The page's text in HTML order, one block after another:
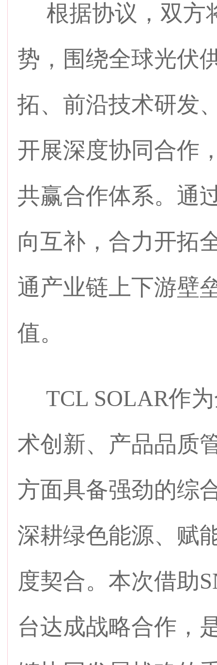
根据协议，双方
势，围绕全球光伏
拓、前沿技术研发
开展深度协同合作
共赢合作体系。通
向互补，合力开拓
通产业链上下游壁
值。
TCL SOLAR作为
术创新、产品品质
方面具备强劲的综
深耕绿色能源、赋
度契合。本次借助
台达成战略合作，